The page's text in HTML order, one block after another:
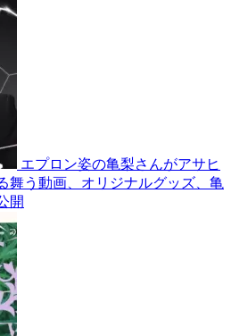
エプロン姿の亀梨さんがアサヒ
舞う動画、オリジナルグッズ、亀
開